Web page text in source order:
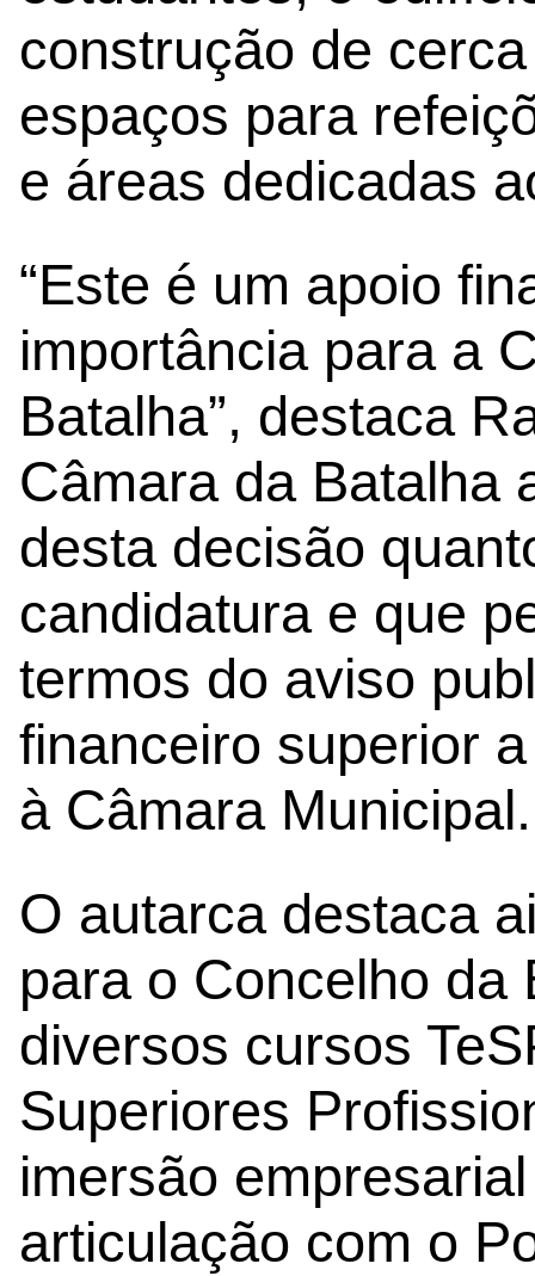
construção de
espaços para
e áreas dedicadas
“Este é um apoio
importância para a
Batalha”, destaca
Câmara da Batalha
desta decisão
candidatura e que
termos do aviso
financeiro superior
à Câmara Municipal.
O autarca destaca
para o Concelho da
diversos cursos
Superiores
imersão
articulação com o